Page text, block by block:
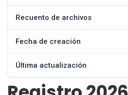
Recuento de archivos
Fecha de creación
Última actualización